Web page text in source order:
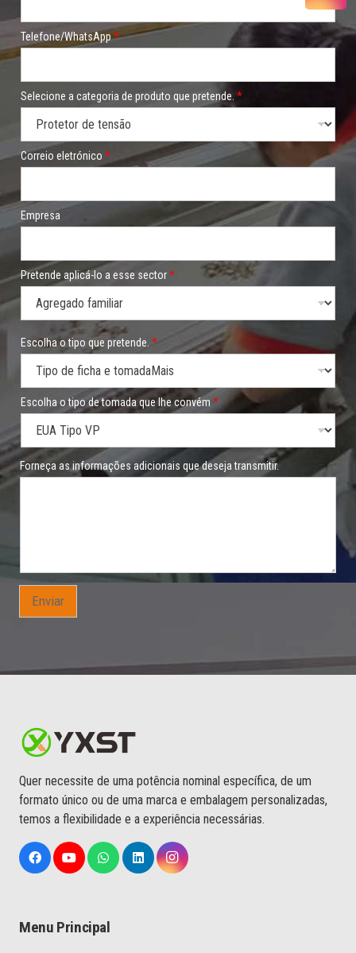
Telefone/WhatsApp*
Selecione a categoria de produto que pretende. *
Correio eletrónico *
Empresa
Pretende aplicá-lo a esse sector*
l
h
o
m
a
a
q
u
Escolha o tipo que pretende. *
Escolha o tipo de tomada que lhe convém *
Forneça as informações adicionais que deseja transmitir.
Enviar
Quer necessite de uma potência nominal específica, de um
formato único ou de uma marca e embalagem personalizadas,
temos a flexibilidade e a experiência necessárias.
Menu Principal